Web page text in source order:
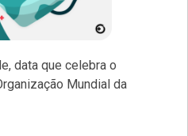
data que celebra o
Mundial da